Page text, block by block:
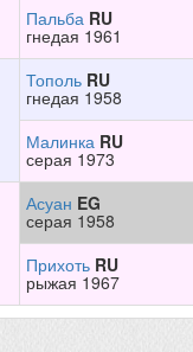
Пальба RU
гнедая 1961
Тополь RU
гнедая 1958
Малинка RU
серая 1973
Асуан EG
серая 1958
Прихоть RU
рыжая 1967